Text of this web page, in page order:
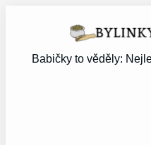
Babičky to věděly: